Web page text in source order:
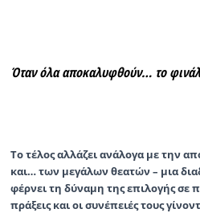
Όταν όλα αποκαλυφθούν… το
Το τέλος αλλάζει ανάλογα με την
και… των μεγάλων θεατών – μια
φέρνει τη δύναμη της επιλογής σε
πράξεις και οι συνέπειές τους